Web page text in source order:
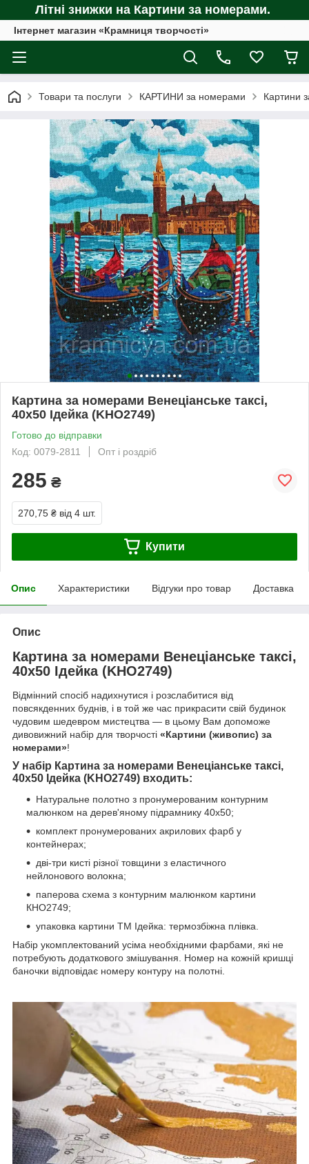
Літні знижки на Картини за номерами.
Інтернет магазин «Крамниця творчості»
Товари та послуги КАРТИНИ за номерами Картини
Картина за номерами Венеціанське таксі,
40х50 Ідейка (KHO2749)
Готово до відправки
Код: 0079-2811
Опт і роздріб
285 ₴
270,75 ₴ від 4 шт.
Купити
Опис Характеристики Відгуки про товар Доставка
Опис
Картина за номерами Венеціанське таксі,
40х50 Ідейка (KHO2749)
Відмінний спосіб надихнутися і розслабитися від
повсякденних буднів, і в той же час прикрасити свій будинок
чудовим шедевром мистецтва — в цьому Вам допоможе
дивовижний набір для творчості «Картини (живопис) за
номерами»!
У набір Картина за номерами Венеціанське таксі,
40х50 Ідейка (KHO2749) входить:
Натуральне полотно з пронумерованим контурним
малюнком на дерев'яному підрамнику 40х50;
комплект пронумерованих акрилових фарб у
контейнерах;
дві-три кисті різної товщини з еластичного
нейлонового волокна;
паперова схема з контурним малюнком картини
КНО2749;
упаковка картини ТМ Ідейка: термозбіжна плівка.
Набір укомплектований усіма необхідними фарбами, які не
потребують додаткового змішування. Номер на кожній кришці
баночки відповідає номеру контуру на полотні.